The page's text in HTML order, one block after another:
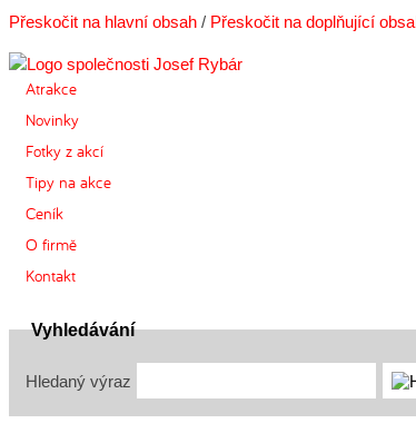
Přeskočit na hlavní obsah / Přeskočit na doplňující
Atrakce
Novinky
Fotky z akcí
Tipy na akce
Ceník
O firmě
Kontakt
Vyhledávání
Hledaný výraz